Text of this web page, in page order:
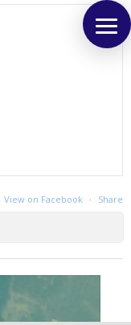
View on Facebook · Share